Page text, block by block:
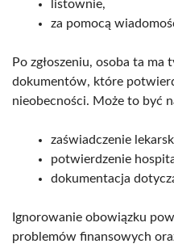
listownie,
za pomocą
Po zgłoszeniu, osoba ta ma
dokumentów, które
nieobecności. Może to być
zaświadczenie
potwierdzenie
dokumentacja
Ignorowanie obowiązku
problemów finansowych